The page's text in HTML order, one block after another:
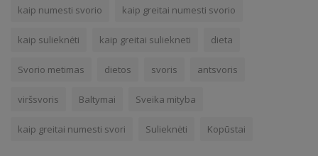
kaip numesti svorio kaip greitai numesti svorio
kaip sulieknėti kaip greitai suliekneti dieta
Svorio metimas dietos svoris antsvoris
viršsvoris Baltymai Sveika mityba
kaip greitai numesti svori Sulieknėti Kopūstai